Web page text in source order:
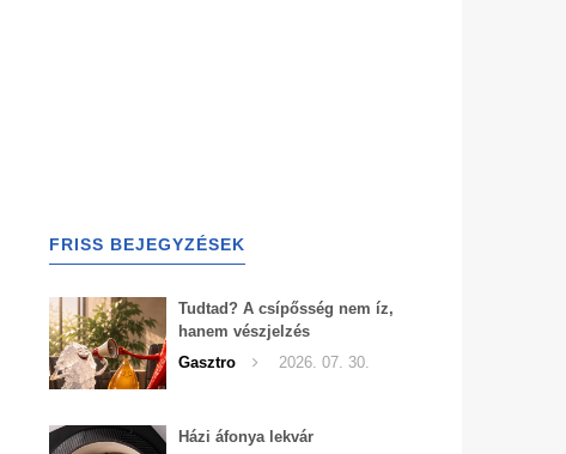
FRISS BEJEGYZÉSEK
Tudtad? A csípősség nem íz,
hanem vészjelzés
Gasztro
2026. 07. 30.
Házi áfonya lekvár